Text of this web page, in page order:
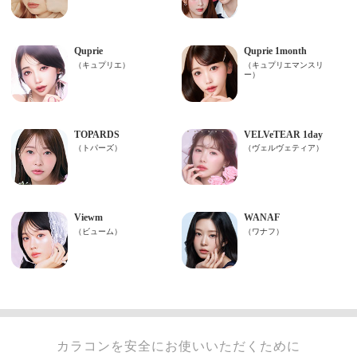
カラコンを安全にお使いいただくために